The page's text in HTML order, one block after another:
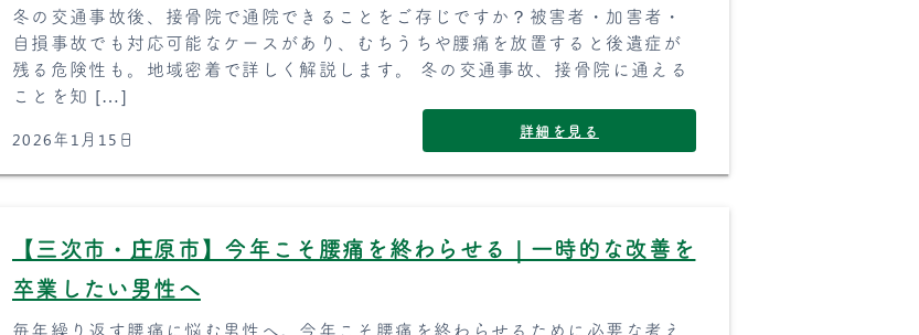
冬の交通事故後、接骨院で通院できることをご存じですか？被害者・加害者・
自損事故でも対応可能なケースがあり、むちうちや腰痛を放置すると後遺症が
残る危険性も。地域密着で詳しく解説します。 冬の交通事故、接骨院に通える
ことを知 […]
2026年1月15日 詳細を見る
【三次市・庄原市】今年こそ腰痛を終わらせる｜一時的な改善を
卒業したい男性へ
毎年繰り返す腰痛に悩む男性へ。今年こそ腰痛を終わらせるために必要な考え